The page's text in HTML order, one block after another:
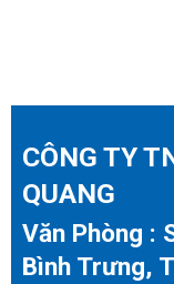
CÔNG TY
QUANG
Văn Phòng :
Bình Trưng,